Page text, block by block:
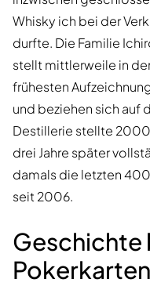
Whisky ich bei der
durfte. Die Familie
stellt mittlerweile in
frühesten
und beziehen sich auf
Destillerie stellte
drei Jahre später
damals die letzten
seit 2006.
Geschichte